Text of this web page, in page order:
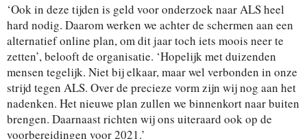
‘Ook in deze tijden is geld voor onderzoek naar ALS heel
hard nodig. Daarom werken we achter de schermen aan een
alternatief online plan, om dit jaar toch iets moois neer te
zetten’, belooft de organisatie. ‘Hopelijk met duizenden
mensen tegelijk. Niet bij elkaar, maar wel verbonden in onze
strijd tegen ALS. Over de precieze vorm zijn wij nog aan het
nadenken. Het nieuwe plan zullen we binnenkort naar buiten
brengen. Daarnaast richten wij ons uiteraard ook op de
voorbereidingen voor 2021.’